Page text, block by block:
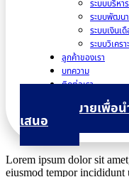
ระบบบริห
ระบบพัฒน
ระบบเงินเ
ระบบวิเคร
ลูกค้าของเรา
บทความ
ติดต่อเรา
นัดหมายเพื่อ
เสนอ
Lorem ipsum dolor sit
eiusmod tempor incididunt